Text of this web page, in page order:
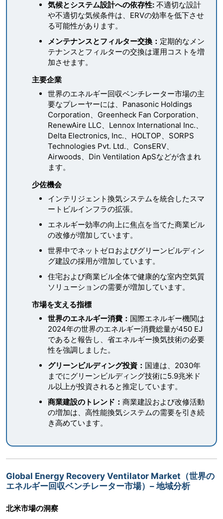
気候とシステム設計への依存性:不適切な設計
や不適切な気候条件は、ERVの効率を低下させ
る可能性があります。
メンテナンスとフィルター交換： 定期的なメン
テナンスとフィルターの交換は運用コストを増
加させます。
主要企業
世界のエネルギー回収ベンチレーター市場の主
要なプレーヤーには、Panasonic Holdings
Corporation、Greenheck Fan Corporation、
RenewAire LLC、Lennox International Inc.、
Delta Electronics, Inc.、HOLTOP、SORPS
Technologies Pvt. Ltd.、ConsERV、
Airwoods、Din Ventilation ApSなどが含まれ
ます。
少佐機会
インテリジェント換気システムを統合したスマ
ートビルインフラの拡張。
エネルギー効率の向上に焦点を当てた商業ビル
の改修が増加しています。
世界中でネットゼロおよびグリーンビルディン
グ建設の採用が増加しています。
住宅および商業ビル全体で健康的な室内空気質
ソリューションの需要が増加しています。
市場を支える指標
世界のエネルギー消費： 国際エネルギー機関は
2024年の世界のエネルギー消費総量が450 EJ
であると報告し、省エネルギー換気技術の必要
性を強調しました。
グリーンビルディング投資： 国連は、2030年
までにグリーンビルディング技術に5.9兆米ド
ル以上が投資されると推定しています。
商業建設のトレンド： 商業建設および改修活動
の増加は、高性能換気システムの需要を引き続
き高めています。
Global Energy Recovery Ventilator Market（世界の
エネルギー回収ベンチレーター市場）– 地域分析
北米市場の洞察